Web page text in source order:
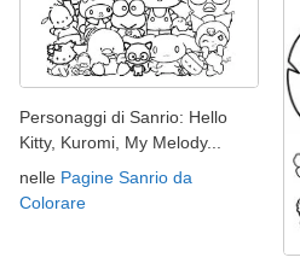
Personaggi di Sanrio: Hello
Kitty, Kuromi, My Melody...
nelle Pagine Sanrio da
Colorare